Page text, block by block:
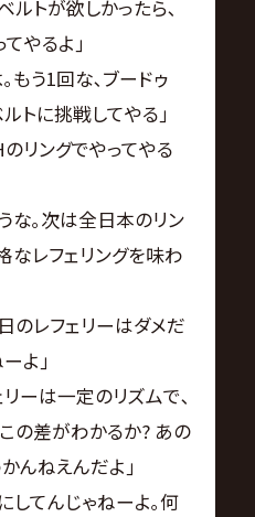
ルトが欲しかったら､
やるよ｣
う1回な､ブードゥ
トに挑戦してやる｣
リングでやってやる
な｡次は全日本のリン
なレフェリングを味わ
レフェリーはダメだ
よ｣
ーは一定のリズムで､
の差がわかるか? あの
んねえんだよ｣
てんじゃねーよ｡何